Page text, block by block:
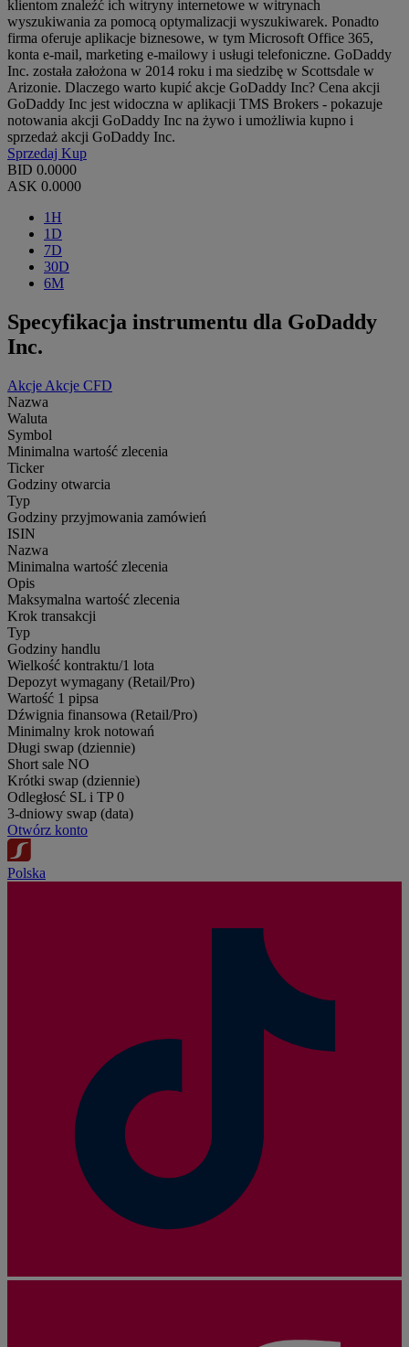
klientom znaleźć ich witryny internetowe w witrynach
wyszukiwania za pomocą optymalizacji wyszukiwarek. Ponadto
firma oferuje aplikacje biznesowe, w tym Microsoft Office 365,
konta e-mail, marketing e-mailowy i usługi telefoniczne. GoDaddy
Inc. została założona w 2014 roku i ma siedzibę w Scottsdale w
Arizonie. Dlaczego warto kupić akcje GoDaddy Inc? Cena akcji
GoDaddy Inc jest widoczna w aplikacji TMS Brokers - pokazuje
notowania akcji GoDaddy Inc na żywo i umożliwia kupno i
sprzedaż akcji GoDaddy Inc.
Sprzedaj Kup
BID 0.0000
ASK 0.0000
1H
1D
7D
30D
6M
Specyfikacja instrumentu dla GoDaddy
Inc.
Akcje Akcje CFD
Nazwa
Waluta
Symbol
Minimalna wartość zlecenia
Ticker
Godziny otwarcia
Typ
Godziny przyjmowania zamówień
ISIN
Nazwa
Minimalna wartość zlecenia
Opis
Maksymalna wartość zlecenia
Krok transakcji
Typ
Godziny handlu
Wielkość kontraktu/1 lota
Depozyt wymagany (Retail/Pro)
Wartość 1 pipsa
Dźwignia finansowa (Retail/Pro)
Minimalny krok notowań
Długi swap (dziennie)
Short sale NO
Krótki swap (dziennie)
Odległosć SL i TP 0
3-dniowy swap (data)
Otwórz konto
Polska